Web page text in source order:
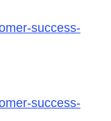
success-
success-